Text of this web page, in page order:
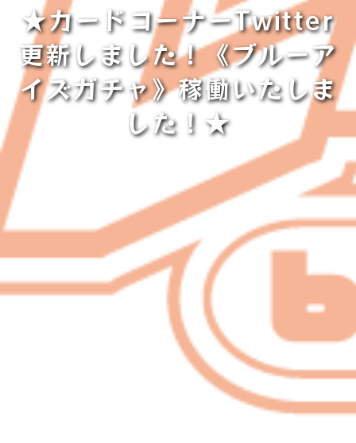
★カードコーナーTwitter
更新しました！《ブルーア
イズガチャ》稼働いたしま
した！★